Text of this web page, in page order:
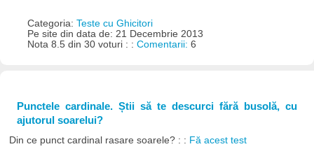
Categoria: Teste cu Ghicitori
Pe site din data de: 21 Decembrie 2013
Nota 8.5 din 30 voturi : : Comentarii: 6
Punctele cardinale. Știi să te descurci fără busolă, cu
ajutorul soarelui?
Din ce punct cardinal rasare soarele? : : Fă acest test